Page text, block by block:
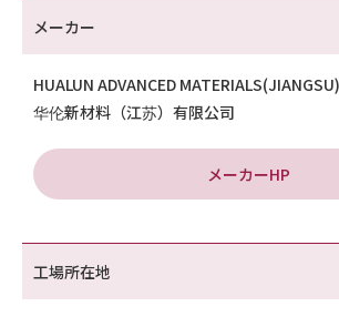
メーカー
HUALUN ADVANCED
华伦新材料（江苏）有限公司
メーカーHP
工場所在地